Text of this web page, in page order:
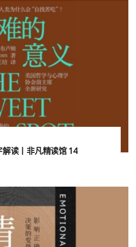
解读丨非凡精读馆 14